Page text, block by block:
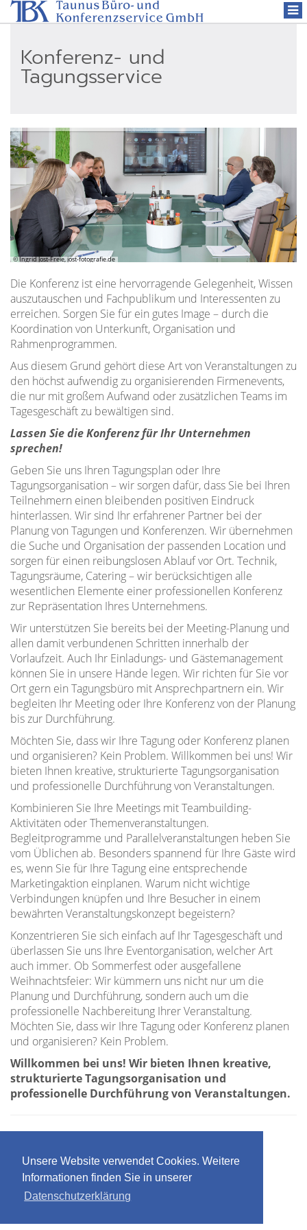
Unsere Website verwendet Cookies. Weitere
Informationen finden Sie in unserer
Datenschutzerklärung
Konferenz- und
Tagungsservice
© Ingrid Jost-Freie, jost-fotografie.de
Die Konferenz ist eine hervorragende Gelegenheit, Wissen
auszutauschen und Fachpublikum und Interessenten zu
erreichen. Sorgen Sie für ein gutes Image – durch die
Koordination von Unterkunft, Organisation und
Rahmenprogrammen.
Aus diesem Grund gehört diese Art von Veranstaltungen zu
den höchst aufwendig zu organisierenden Firmenevents,
die nur mit großem Aufwand oder zusätzlichen Teams im
Tagesgeschäft zu bewältigen sind.
Lassen Sie die Konferenz für Ihr Unternehmen
sprechen!
Geben Sie uns Ihren Tagungsplan oder Ihre
Tagungsorganisation – wir sorgen dafür, dass Sie bei Ihren
Teilnehmern einen bleibenden positiven Eindruck
hinterlassen. Wir sind Ihr erfahrener Partner bei der
Planung von Tagungen und Konferenzen. Wir übernehmen
die Suche und Organisation der passenden Location und
sorgen für einen reibungslosen Ablauf vor Ort. Technik,
Tagungsräume, Catering – wir berücksichtigen alle
wesentlichen Elemente einer professionellen Konferenz
zur Repräsentation Ihres Unternehmens.
Wir unterstützen Sie bereits bei der Meeting-Planung und
allen damit verbundenen Schritten innerhalb der
Vorlaufzeit. Auch Ihr Einladungs- und Gästemanagement
können Sie in unsere Hände legen. Wir richten für Sie vor
Ort gern ein Tagungsbüro mit Ansprechpartnern ein. Wir
begleiten Ihr Meeting oder Ihre Konferenz von der Planung
bis zur Durchführung.
Möchten Sie, dass wir Ihre Tagung oder Konferenz planen
und organisieren? Kein Problem. Willkommen bei uns! Wir
bieten Ihnen kreative, strukturierte Tagungsorganisation
und professionelle Durchführung von Veranstaltungen.
Kombinieren Sie Ihre Meetings mit Teambuilding-
Aktivitäten oder Themenveranstaltungen.
Begleitprogramme und Parallelveranstaltungen heben Sie
vom Üblichen ab. Besonders spannend für Ihre Gäste wird
es, wenn Sie für Ihre Tagung eine entsprechende
Marketingaktion einplanen. Warum nicht wichtige
Verbindungen knüpfen und Ihre Besucher in einem
bewährten Veranstaltungskonzept begeistern?
Konzentrieren Sie sich einfach auf Ihr Tagesgeschäft und
überlassen Sie uns Ihre Eventorganisation, welcher Art
auch immer. Ob Sommerfest oder ausgefallene
Weihnachtsfeier: Wir kümmern uns nicht nur um die
Planung und Durchführung, sondern auch um die
professionelle Nachbereitung Ihrer Veranstaltung.
Möchten Sie, dass wir Ihre Tagung oder Konferenz planen
und organisieren? Kein Problem.
Willkommen bei uns! Wir bieten Ihnen kreative,
strukturierte Tagungsorganisation und
professionelle Durchführung von Veranstaltungen.
+49 6172 483-100
+49 6172 483-105
info@taunusbuero.de